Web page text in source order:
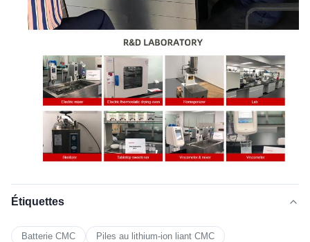
Étiquettes
Batterie CMC
Piles au lithium-ion liant CMC